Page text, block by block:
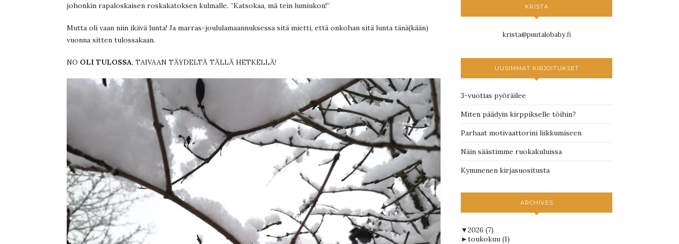
johonkin rapaloskaisen roskakatoksen kulmalle. ”Katsokaa, mä tein lumiukon!”
Mutta oli vaan niin ikävä lunta! Ja marras-joululamaannuksessa sitä mietti, että onkohan sitä lunta tänä(kään)
vuonna sitten tulossakaan.
NO OLI TULOSSA, TAIVAAN TÄYDELTÄ TÄLLÄ HETKELLÄ!
KRISTA
krista@puutalobaby.fi
UUSIMMAT KIRJOITUKSET
3-vuotias pyöräilee
Miten päädyin kirppikselle töihin?
Parhaat motivaattorini liikkumiseen
Näin säästimme ruokakuluissa
Kymmenen kirjasuositusta
ARCHIVES
▼2026 (7)
►toukokuu (1)